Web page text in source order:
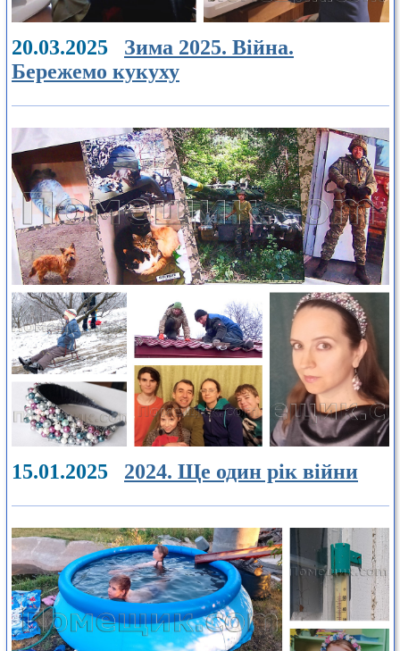
20.03.2025 Зима 2025. Війна.
Бережемо кукуху
15.01.2025 2024. Ще один рік війни